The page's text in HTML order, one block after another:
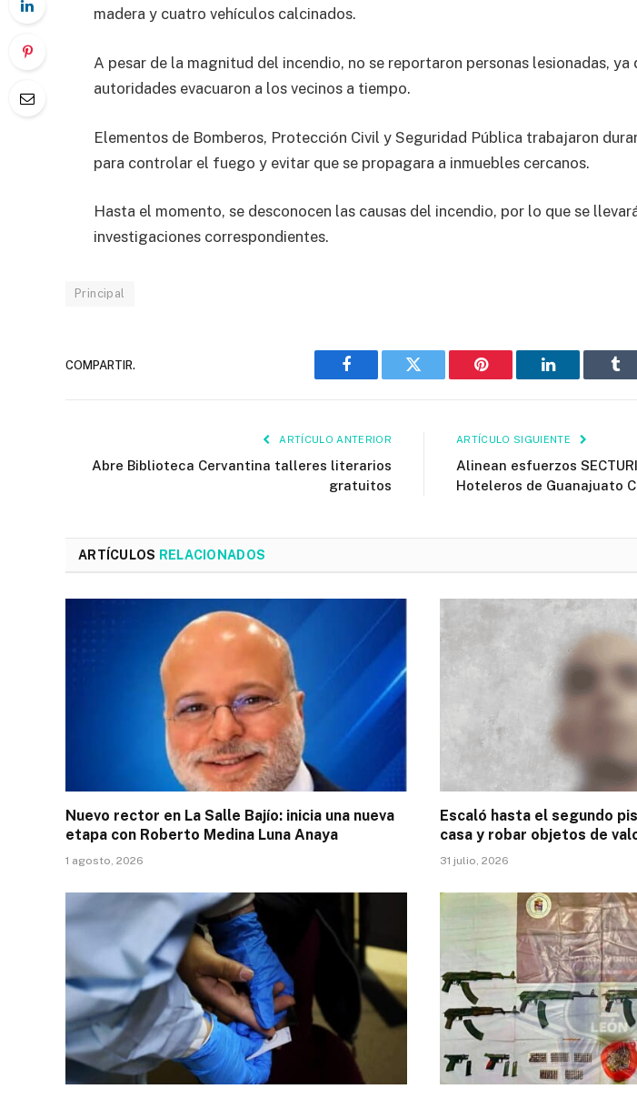
madera y cuatro vehículos calcinados.
A pesar de la magnitud del incendio, no se reportaron personas lesionadas, ya
autoridades evacuaron a los vecinos a tiempo.
Elementos de Bomberos, Protección Civil y Seguridad Pública trabajaron
para controlar el fuego y evitar que se propagara a inmuebles cercanos.
Hasta el momento, se desconocen las causas del incendio, por lo que se
investigaciones correspondientes.
Principal
COMPARTIR.
Facebook Twitter Pinterest LinkedIn
ARTÍCULO ANTERIOR
Abre Biblioteca Cervantina talleres literarios
gratuitos
ARTÍCULO SIGUIENTE
Alinean esfuerzos
Hoteleros de Guanajuato
ARTÍCULOS RELACIONADOS
Nuevo rector en La Salle Bajío: inicia una nueva
etapa con Roberto Medina Luna Anaya
1 agosto, 2026
Escaló hasta el segundo
casa y robar objetos de
31 julio, 2026